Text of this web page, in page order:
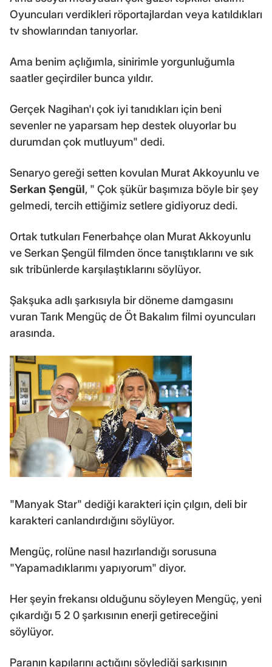
Oyuncuları verdikleri röportajlardan veya katıldıkları
tv showlarından tanıyorlar.
Ama benim açlığımla, sinirimle yorgunluğumla
saatler geçirdiler bunca yıldır.
Gerçek Nagihan'ı çok iyi tanıdıkları için beni
sevenler ne yaparsam hep destek oluyorlar bu
durumdan çok mutluyum" dedi.
Senaryo gereği setten kovulan Murat Akkoyunlu ve
Serkan Şengül, " Çok şükür başımıza böyle bir şey
gelmedi, tercih ettiğimiz setlere gidiyoruz dedi.
Ortak tutkuları Fenerbahçe olan Murat Akkoyunlu
ve Serkan Şengül filmden önce tanıştıklarını ve sık
sık tribünlerde karşılaştıklarını söylüyor.
Şakşuka adlı şarkısıyla bir döneme damgasını
vuran Tarık Mengüç de Öt Bakalım filmi oyuncuları
arasında.
"Manyak Star" dediği karakteri için çılgın, deli bir
karakteri canlandırdığını söylüyor.
Mengüç, rolüne nasıl hazırlandığı sorusuna
"Yapamadıklarımı yapıyorum" diyor.
Her şeyin frekansı olduğunu söyleyen Mengüç, yeni
çıkardığı 5 2 0 şarkısının enerji getireceğini
söylüyor.
Paranın kapılarını açtığını söylediği şarkısının